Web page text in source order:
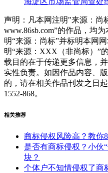
声明：凡本网注明"来源：尚
www.86sb.com”的作品，均
明“来源：尚标”并标明本网
明“来源：XXX（非尚标）”
载目的在于传递更多信息，
实性负责。如因作品内容、
的，请在相关作品刊发之日
1552-868。
相关推荐
商标侵权风险高？教你
是否有商标侵权？小伙
块？
个体户不知情侵权了商